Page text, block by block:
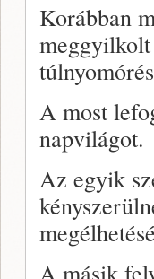
Korábban
A most
napvilágot.
Az egyik
A másik